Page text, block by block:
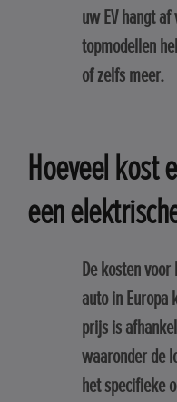
uw EV hangt
topmodellen
of zelfs meer.
Hoeveel kost
een
De kosten
auto in Europa
prijs is
waaronder de
het specifieke